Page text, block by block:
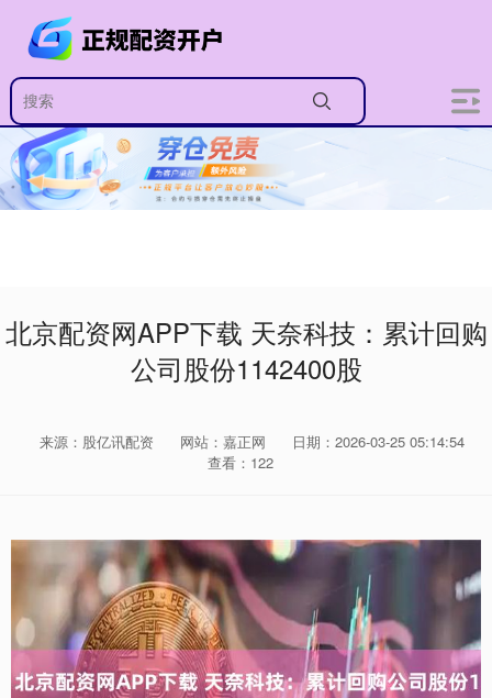
北京配资网APP下载 天奈科技：累计回购
公司股份1142400股
来源：股亿讯配资 网站：嘉正网
日期：2026-03-25 05:14:54
查看：122